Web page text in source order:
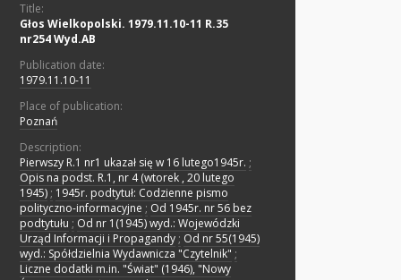
Title:
Głos Wielkopolski. 1979.11.10-11 R.35
nr254 Wyd.AB
Publication date:
1979.11.10-11
Place of publication:
Poznań
Description:
Pierwszy R.1 nr1 ukazał się w 16 lutego1945r. ;
Opis na podst. R.1, nr 4 (wtorek , 20 lutego
1945) ; 1945r. podtytuł: Codzienne pismo
polityczno-informacyjne ; Od 1945r. nr 56 bez
podtytułu ; Od nr 1(1945) wyd.: Wojewódzki
Urząd Informacji i Propagandy ; Od nr 55(1945)
wyd.: Spółdzielnia Wydawnicza "Czytelnik" ;
Liczne dodatki m.in. "Świat" (1946), "Nowy